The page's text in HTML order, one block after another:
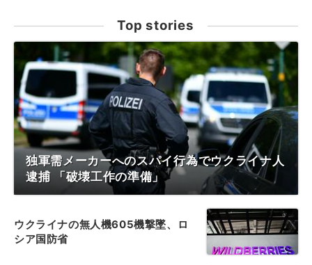
Top stories
独軍需メーカーへのスパイ行為でウクライナ人
逮捕 「破壊工作の準備」
ウクライナの無人機605機撃墜、ロ
シア国防省